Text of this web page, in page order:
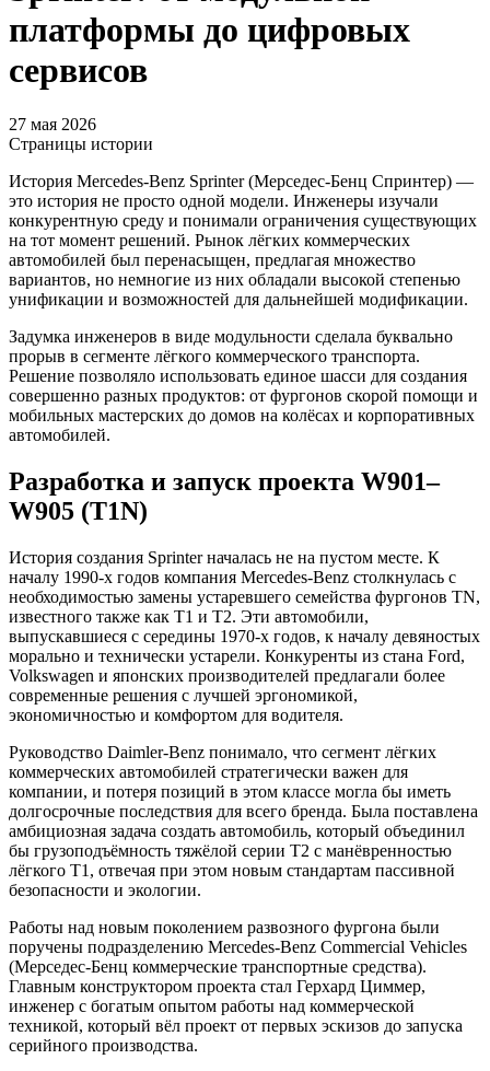
платформы до цифровых
сервисов
27 мая 2026
Страницы истории
История Mercedes-Benz Sprinter (Мерседес-Бенц Спринтер) —
это история не просто одной модели. Инженеры изучали
конкурентную среду и понимали ограничения существующих
на тот момент решений. Рынок лёгких коммерческих
автомобилей был перенасыщен, предлагая множество
вариантов, но немногие из них обладали высокой степенью
унификации и возможностей для дальнейшей модификации.
Задумка инженеров в виде модульности сделала буквально
прорыв в сегменте лёгкого коммерческого транспорта.
Решение позволяло использовать единое шасси для создания
совершенно разных продуктов: от фургонов скорой помощи и
мобильных мастерских до домов на колёсах и корпоративных
автомобилей.
Разработка и запуск проекта W901–
W905 (T1N)
История создания Sprinter началась не на пустом месте. К
началу 1990-х годов компания Mercedes-Benz столкнулась с
необходимостью замены устаревшего семейства фургонов TN,
известного также как T1 и T2. Эти автомобили,
выпускавшиеся с середины 1970-х годов, к началу девяностых
морально и технически устарели. Конкуренты из стана Ford,
Volkswagen и японских производителей предлагали более
современные решения с лучшей эргономикой,
экономичностью и комфортом для водителя.
Руководство Daimler-Benz понимало, что сегмент лёгких
коммерческих автомобилей стратегически важен для
компании, и потеря позиций в этом классе могла бы иметь
долгосрочные последствия для всего бренда. Была поставлена
амбициозная задача создать автомобиль, который объединил
бы грузоподъёмность тяжёлой серии T2 с манёвренностью
лёгкого T1, отвечая при этом новым стандартам пассивной
безопасности и экологии.
Работы над новым поколением развозного фургона были
поручены подразделению Mercedes-Benz Commercial Vehicles
(Мерседес-Бенц коммерческие транспортные средства).
Главным конструктором проекта стал Герхард Циммер,
инженер с богатым опытом работы над коммерческой
техникой, который вёл проект от первых эскизов до запуска
серийного производства.